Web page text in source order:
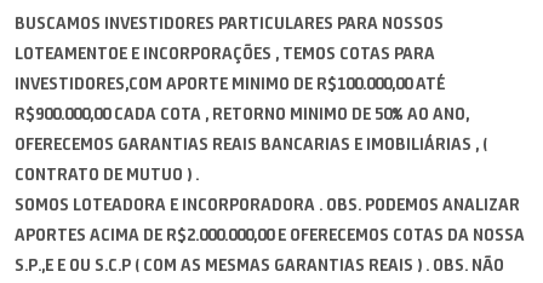
BUSCAMOS INVESTIDORES PARTICULARES PARA NOSSOS
LOTEAMENTOE E INCORPORAÇÕES , TEMOS COTAS PARA
INVESTIDORES,COM APORTE MINIMO DE R$100.000,00 ATÉ
R$900.000,00 CADA COTA , RETORNO MINIMO DE 50% AO ANO,
OFERECEMOS GARANTIAS REAIS BANCARIAS E IMOBILIÁRIAS , (
CONTRATO DE MUTUO ) .
SOMOS LOTEADORA E INCORPORADORA . OBS. PODEMOS ANALIZAR
APORTES ACIMA DE R$2.000.000,00 E OFERECEMOS COTAS DA NOSSA
S.P.,E E OU S.C.P ( COM AS MESMAS GARANTIAS REAIS ) . OBS. NÃO